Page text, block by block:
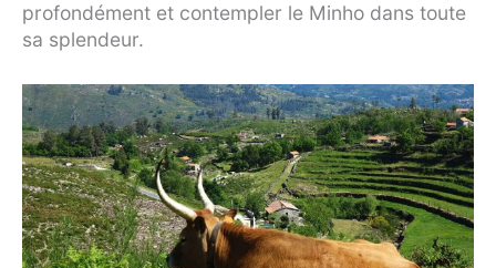
profondément et contempler le Minho dans toute
sa splendeur.